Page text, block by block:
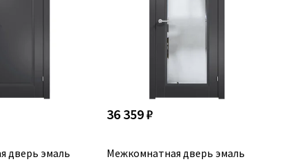
дверь эмаль
36 359 ₽
Межкомнатная дверь эмаль